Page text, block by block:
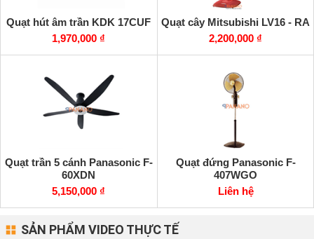
Quạt hút âm trần KDK 17CUF
1,970,000 ₫
Quạt cây Mitsubishi LV16 - RA
2,200,000 ₫
Quạt trần 5 cánh Panasonic F-
60XDN
5,150,000 ₫
Quạt đứng Panasonic F-
407WGO
Liên hệ
SẢN PHẨM VIDEO THỰC TẾ